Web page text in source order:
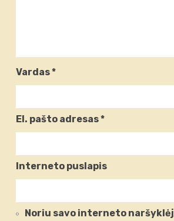
Vardas*
El. pašto adresas*
Interneto puslapis
Noriu savo interneto